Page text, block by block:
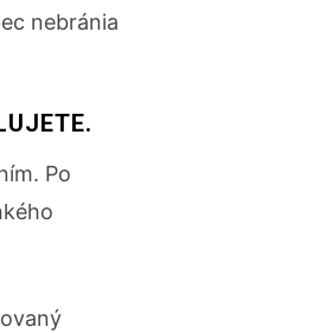
nebránia
Po